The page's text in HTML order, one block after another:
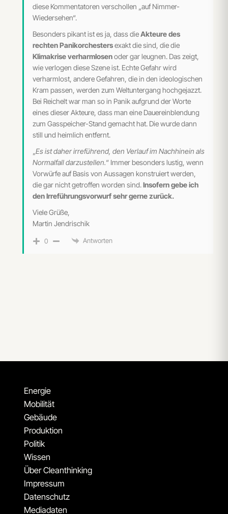
diese Kommentatoren verschollen „auf Nimmer-
Wiedersehen“.
Besonders pikant ist es ja, dass dieAkteure des
rechten Panikorchestersexakt die sind, die die
Klimakrise verharmlosenoder gar leugnen. Das zeigt,
wie verlogen diese Szene ist. Echte Gefahr wird
verharmlost, andere Gefahren, die in den ideologischen
Kram passen, werden zum Weltuntergang hochgejazzt.
Bei Reichelt war man so in Panik aufgrund der Worte
eines dieser Akteure, dass man eine Dauereinblendung
zum Gasspeicher-Stand gemacht hat. Die wurde dann
still und heimlich entfernt.
„Es ist daher irreführend, den Verlauf im Nachhinein als
Normalfall darzustellen.“ Immer besonders lustig, wenn
Vorwürfe auf Basis von Aussagen konstruiert werden,
die gar nicht getroffen worden sind.Insofern gebe ich
den Irreführungsvorwurf sehr gerne zurück.
Viele Grüße,
Martin Jendrischik
0 Antworten
Energie
Mobilität
Gebäude
Produktion
Politik
Wissen
Über Cleanthinking
Impressum
Datenschutz
Mediadaten